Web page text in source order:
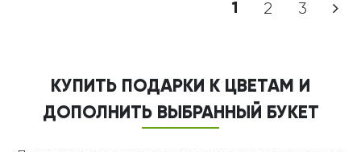
1 2 3
КУПИТЬ ПОДАРКИ К ЦВЕТАМ И
ДОПОЛНИТЬ ВЫБРАННЫЙ БУКЕТ